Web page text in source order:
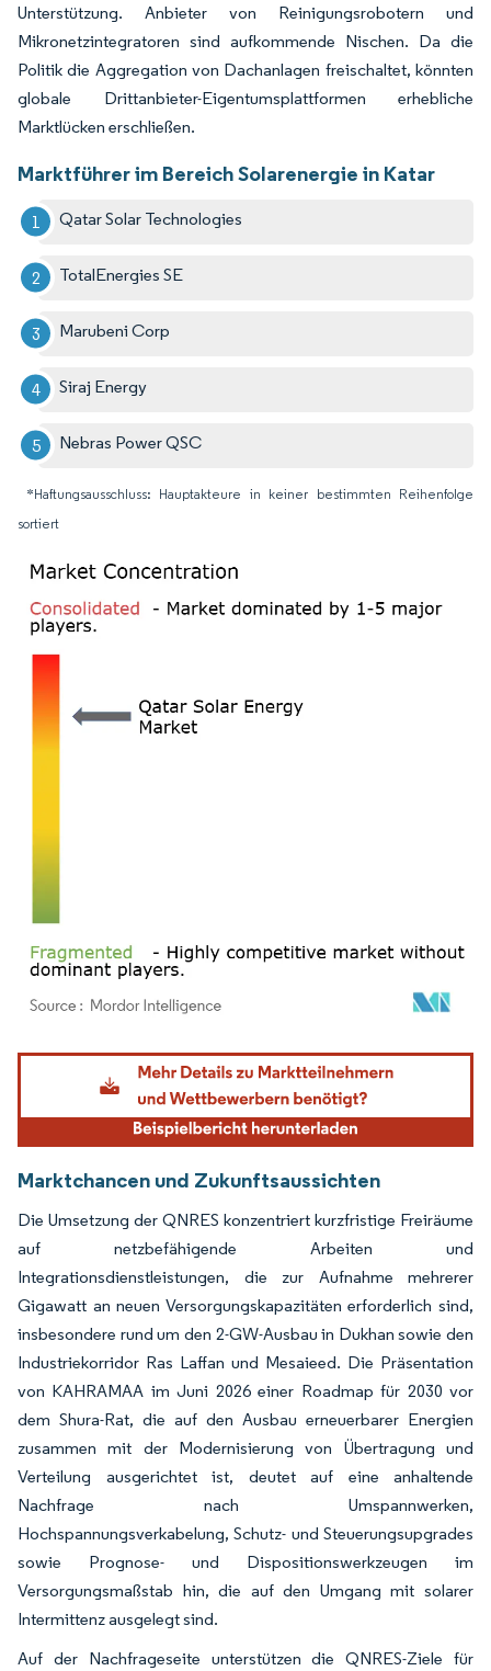
Unterstützung. Anbieter von Reinigungsrobotern und
Mikronetzintegratoren sind aufkommende Nischen. Da die
Politik die Aggregation von Dachanlagen freischaltet, könnten
globale Drittanbieter-Eigentumsplattformen erhebliche
Marktlücken erschließen.
Marktführer im Bereich Solarenergie in Katar
Qatar Solar Technologies
TotalEnergies SE
Marubeni Corp
Siraj Energy
Nebras Power QSC
*Haftungsausschluss: Hauptakteure in keiner bestimmten Reihenfolge
sortiert
Bild © Mordor Intelligence. Wiederverwendung erfordert Namensnennung gemäß
Marktchancen und Zukunftsaussichten
Die Umsetzung der QNRES konzentriert kurzfristige Freiräume
auf netzbefähigende Arbeiten und
Integrationsdienstleistungen, die zur Aufnahme mehrerer
Gigawatt an neuen Versorgungskapazitäten erforderlich sind,
insbesondere rund um den 2-GW-Ausbau in Dukhan sowie den
Industriekorridor Ras Laffan und Mesaieed. Die Präsentation
von KAHRAMAA im Juni 2026 einer Roadmap für 2030 vor
dem Shura-Rat, die auf den Ausbau erneuerbarer Energien
zusammen mit der Modernisierung von Übertragung und
Verteilung ausgerichtet ist, deutet auf eine anhaltende
Nachfrage nach Umspannwerken,
Hochspannungsverkabelung, Schutz- und Steuerungsupgrades
sowie Prognose- und Dispositionswerkzeugen im
Versorgungsmaßstab hin, die auf den Umgang mit solarer
Intermittenz ausgelegt sind.
Auf der Nachfrageseite unterstützen die QNRES-Ziele für